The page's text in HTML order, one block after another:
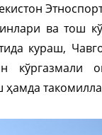
ва тош
кураш,
кўргазмали